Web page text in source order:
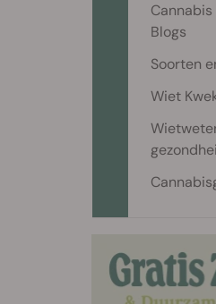
Blogs
Soorten
Wiet